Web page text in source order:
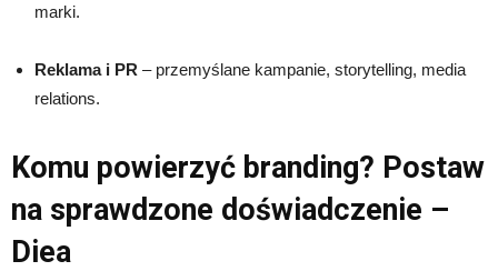
marki.
Reklama i PR – przemyślane kampanie, storytelling, media
relations.
Komu powierzyć branding? Postaw
na sprawdzone doświadczenie –
Diea